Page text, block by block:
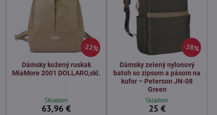
22%
Dámsky kožený ruskak
MiaMore 2001 DOLLARO,skl.
Skladom
63,96 €
28%
Dámsky zelený nylonový
batoh so zipsom a pásom na
kufor – Peterson JN-08
Green
Skladom
25 €